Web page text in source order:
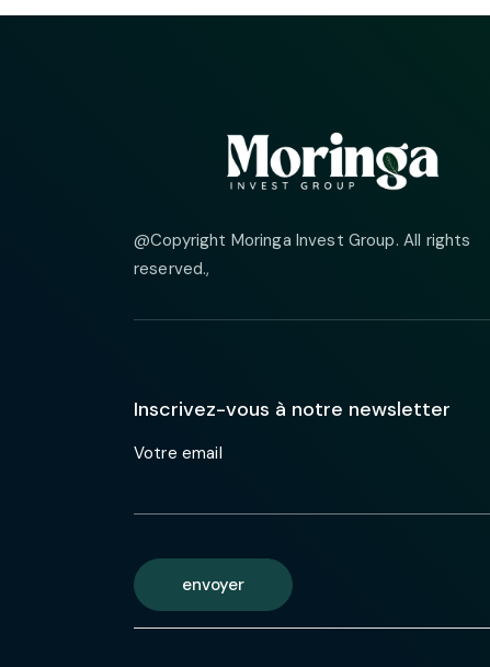
@Copyright Moringa Invest Group. All rights
reserved.,
Inscrivez-vous à notre newsletter
Votre email
envoyer